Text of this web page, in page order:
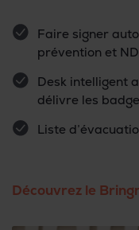
Faire signer
prévention et
Desk intelligent
délivre les
Liste
Découvrez le